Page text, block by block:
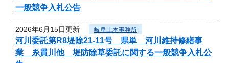
一般競争入札公告
2026年6月15日更新 岐阜土木事務所
河川委託第R8堤除21-11号 県単 河川維持修繕事
業 糸貫川他 堤防除草委託に関する一般競争入札公